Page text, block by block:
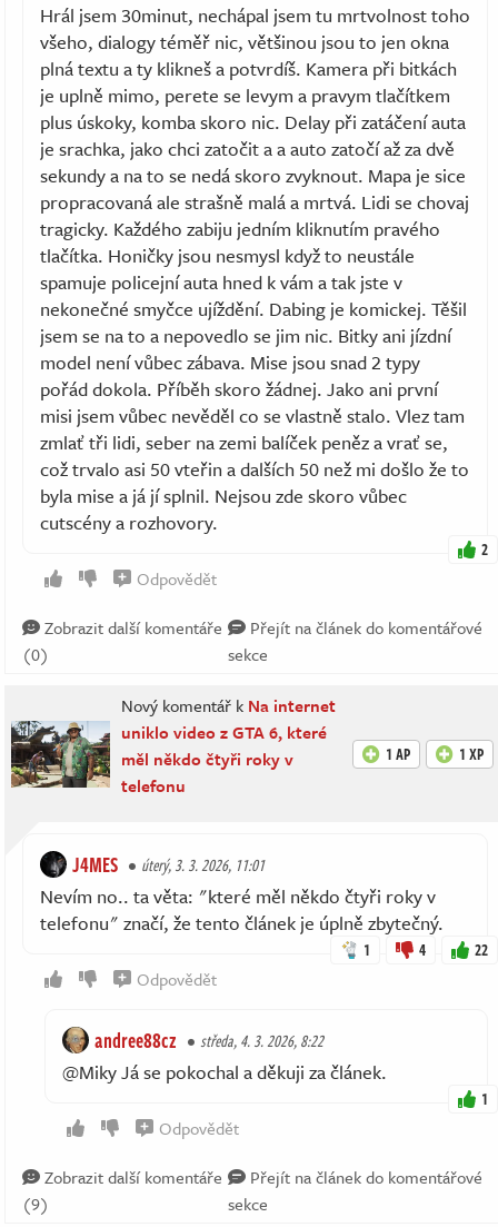
Hrál jsem 30minut, nechápal jsem tu mrtvolnost toho
všeho, dialogy téměř nic, většinou jsou to jen okna
plná textu a ty klikneš a potvrdíš. Kamera při bitkách
je uplně mimo, perete se levym a pravym tlačítkem
plus úskoky, komba skoro nic. Delay při zatáčení auta
je srachka, jako chci zatočit a a auto zatočí až za dvě
sekundy a na to se nedá skoro zvyknout. Mapa je sice
propracovaná ale strašně malá a mrtvá. Lidi se chovaj
tragicky. Každého zabiju jedním kliknutím pravého
tlačítka. Honičky jsou nesmysl když to neustále
spamuje policejní auta hned k vám a tak jste v
nekonečné smyčce ujíždění. Dabing je komickej. Těšil
jsem se na to a nepovedlo se jim nic. Bitky ani jízdní
model není vůbec zábava. Mise jsou snad 2 typy
pořád dokola. Příběh skoro žádnej. Jako ani první
misi jsem vůbec nevěděl co se vlastně stalo. Vlez tam
zmlať tři lidi, seber na zemi balíček peněz a vrať se,
což trvalo asi 50 vteřin a dalších 50 než mi došlo že to
byla mise a já jí splnil. Nejsou zde skoro vůbec
cutscény a rozhovory.
2
Odpovědět
Zobrazit další komentáře
(0)
Přejít na článek do komentářové
sekce
Nový komentář k Na internet
uniklo video z GTA 6, které
měl někdo čtyři roky v
telefonu
1 AP 1 XP
J4MES úterý, 3. 3. 2026, 11:01
Nevím no.. ta věta: "které měl někdo čtyři roky v
telefonu" značí, že tento článek je úplně zbytečný.
1 4 22
Odpovědět
andree88cz středa, 4. 3. 2026, 8:22
@Miky Já se pokochal a děkuji za článek.
1
Odpovědět
Zobrazit další komentáře
(9)
Přejít na článek do komentářové
sekce